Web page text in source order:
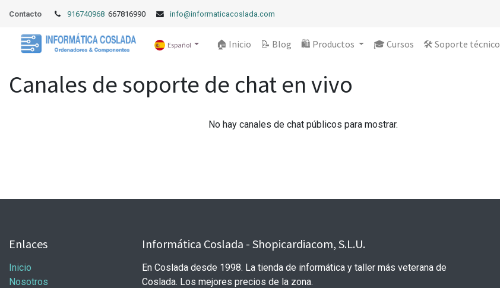
Contacto 916740968 667816990 info@informaticacoslada.com
Español 🏠 Inicio 📝 Blog 🛍️ Productos 🎓 Cursos 🛠️ Soporte técnico
Canales de soporte de chat en vivo
No hay canales de chat públicos para mostrar.
Enlaces
Inicio
Nosotros
Informática Coslada - Shopicardiacom, S.L.U.
En Coslada desde 1998. La tienda de informática y taller más veterana de
Coslada. Los mejores precios de la zona.